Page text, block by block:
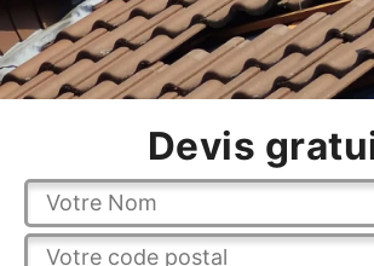
Devis